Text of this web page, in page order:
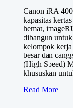
Canon iRA
kapasitas
hemat,
dibangun
kelompok
besar dan
(High Speed)
khususkan
Canon
Read More